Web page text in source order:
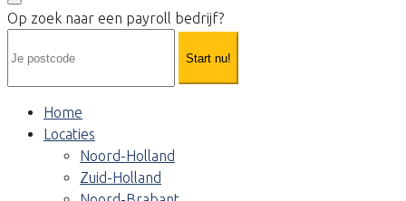
Op zoek naar een payroll bedrijf?
Start nu!
Home
Locaties
Noord-Holland
Zuid-Holland